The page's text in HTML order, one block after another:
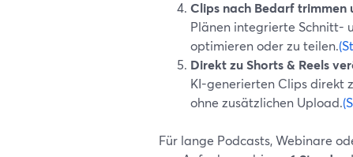
Clips nach Bedarf trimmen
Plänen integrierte Schnitt-
optimieren oder zu teilen.
Direkt zu Shorts & Reels
KI-generierten Clips direkt
ohne zusätzlichen Upload.
Für lange Podcasts, Webinare